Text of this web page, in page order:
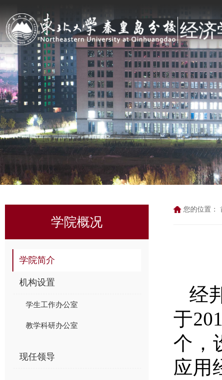
学院概况
学院简介
机构设置
学生工作办公室
教学科研办公室
现任领导
您的位置：
经
于
个，
应用